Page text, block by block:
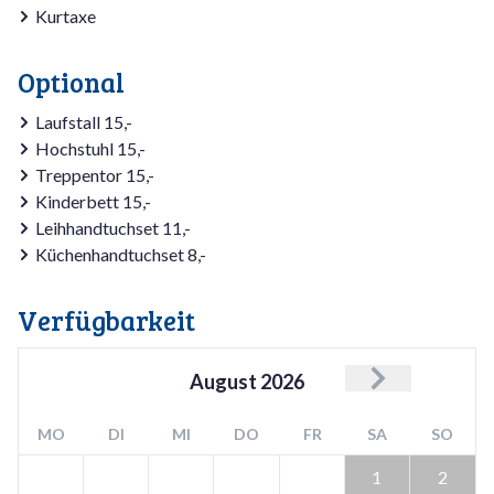
Kurtaxe
Optional
Laufstall 15,-
Hochstuhl 15,-
Treppentor 15,-
Kinderbett 15,-
Leihhandtuchset 11,-
Küchenhandtuchset 8,-
Verfügbarkeit
August 2026
MO DI MI DO FR SA SO
1 2